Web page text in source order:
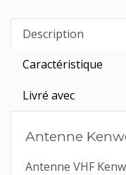
Description
Caractéristique
Livré avec
Antenne
Antenne VHF